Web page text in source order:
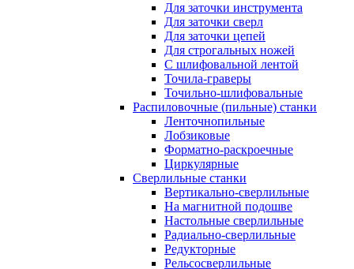
Для заточки инструмента
Для заточки сверл
Для заточки цепей
Для строгальных ножей
С шлифовальной лентой
Точила-граверы
Точильно-шлифовальные
Распиловочные (пильные) станки
Ленточнопильные
Лобзиковые
Форматно-раскроечные
Циркулярные
Сверлильные станки
Вертикально-сверлильные
На магнитной подошве
Настольные сверлильные
Радиально-сверлильные
Редукторные
Рельсосверлильные